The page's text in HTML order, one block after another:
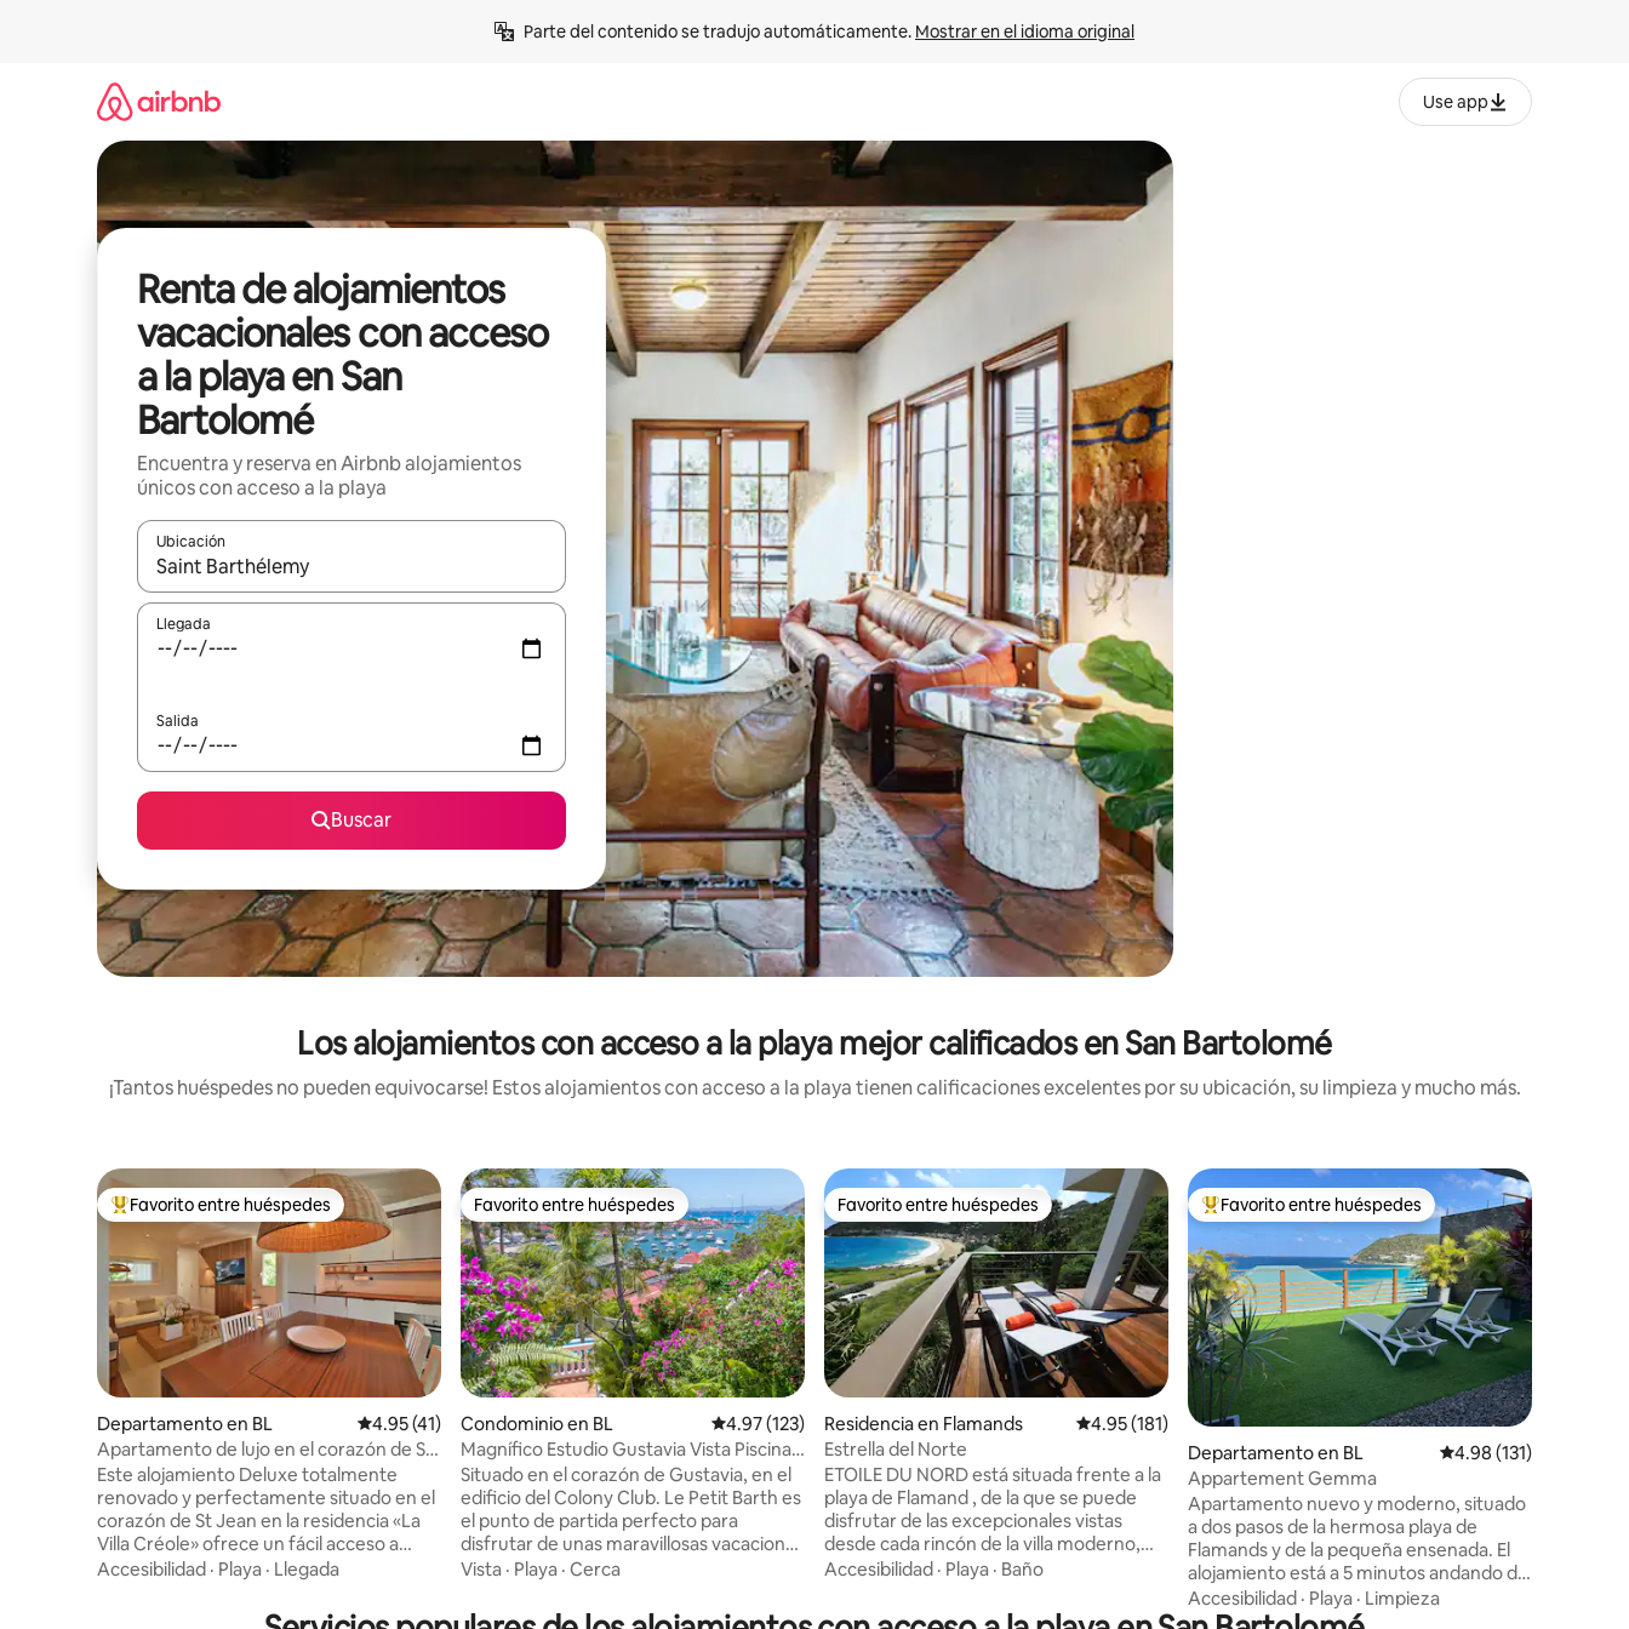
Parte del contenido se tradujo automáticamente. Mostrar en el idioma original
Use app
Renta de alojamientos
vacacionales con acceso
a la playa en San
Bartolomé
Encuentra y reserva en Airbnb alojamientos
únicos con acceso a la playa
Ubicación
Cuando los resultados estén disponibles, podrás navegar usando las teclas de las flechas hacia arriba y hacia abajo, o bien tocando y deslizando la pantalla.
Llegada
Salida
Buscar
Los alojamientos con acceso a la playa mejor calificados en San Bartolomé
¡Tantos huéspedes no pueden equivocarse! Estos alojamientos con acceso a la playa tienen calificaciones excelentes por su ubicación, su limpieza y mucho más.
De los mejores en Favorito entre huéspedes
Favorito entre huéspedes
Departamento en BL Calificación promedio: 4.95 de 5; 41 evaluaciones
4.95 (41)
Apartamento de lujo en el corazón de St
Jean
Este alojamiento Deluxe totalmente
renovado y perfectamente situado en el
corazón de St Jean en la residencia «La
Villa Créole» ofrece un fácil acceso a
todos los sitios y comodidades. A 2
Gypsea o Eden Rock Hotel. Rodeada de
Accesibilidad · Playa · Llegada
Favorito entre huéspedes
Favorito entre huéspedes
Condominio en BL Calificación promedio: 4.97 de 5; 123 evaluaciones
4.97 (123)
Magnífico Estudio Gustavia Vista Piscina
Aparcamiento
Situado en el corazón de Gustavia, en el
edificio del Colony Club. Le Petit Barth es
el punto de partida perfecto para
disfrutar de unas maravillosas vacaciones
en San Bartolomé. Con vistas al puerto, a
ciudad a pocos pasos, disfrutará de una
Vista · Playa · Cerca
Favorito entre huéspedes
Favorito entre huéspedes
Residencia en Flamands Calificación promedio: 4.95 de 5; 181 evaluaciones
4.95 (181)
Estrella del Norte
ETOILE DU NORD está situada frente a la
playa de Flamand , de la que se puede
disfrutar de las excepcionales vistas
desde cada rincón de la villa moderno,
funcional, es ideal para una pareja o una
la independencia de la segunda
Accesibilidad · Playa · Baño
De los mejores en Favorito entre huéspedes
Favorito entre huéspedes
Departamento en BL Calificación promedio:
4.98 (131)
Appartement Gemma
Apartamento nuevo y moderno, situado
a dos pasos de la hermosa playa de
Flamands y de la pequeña ensenada. El
alojamiento está a 5 minutos andando del
sendero que conduce a la playa de Grand
Colombier, una de las playas más bonitas
Accesibilidad · Playa · Limpieza